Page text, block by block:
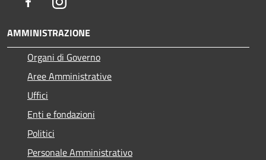
AMMINISTRAZIONE
Organi di Governo
Aree Amministrative
Uffici
Enti e fondazioni
Politici
Personale Amministrativo